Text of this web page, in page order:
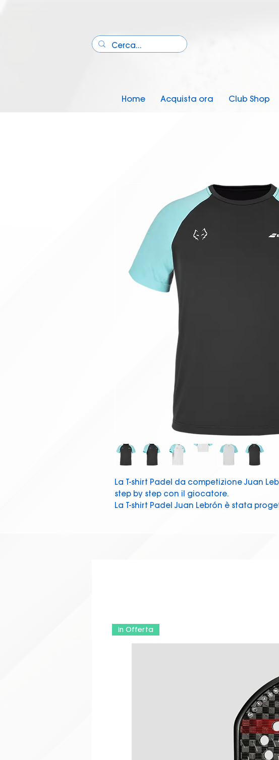
Home Acquista ora Club Shop
La T-shirt Padel da competizione Juan
step by step con il giocatore.
La T-shirt Padel Juan Lebrón è stata
La T-shirt Padel Juan Lebrón è stata
in Offerta